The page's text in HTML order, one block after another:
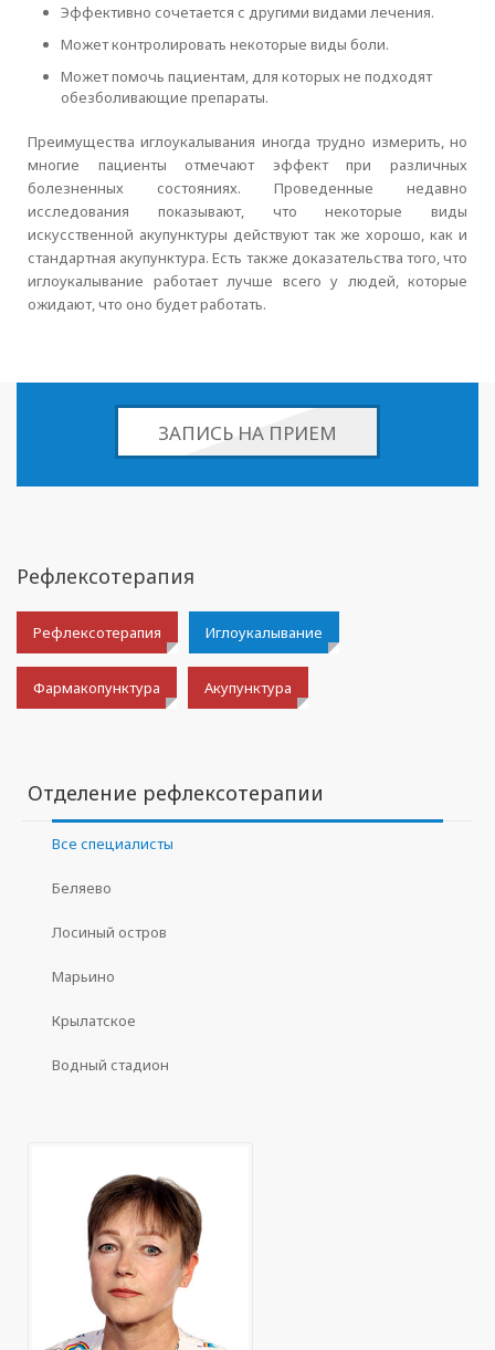
Эффективно сочетается с другими видами лечения.
Может контролировать некоторые виды боли.
Может помочь пациентам, для которых не подходят
обезболивающие препараты.
Преимущества иглоукалывания иногда трудно измерить, но
многие пациенты отмечают эффект при различных
болезненных состояниях. Проведенные недавно
исследования показывают, что некоторые виды
искусственной акупунктуры действуют так же хорошо, как и
стандартная акупунктура. Есть также доказательства того, что
иглоукалывание работает лучше всего у людей, которые
ожидают, что оно будет работать.
ЗАПИСЬ НА ПРИЕМ
Рефлексотерапия
Рефлексотерапия Иглоукалывание
Фармакопунктура Акупунктура
Отделение рефлексотерапии
Все специалисты
Беляево
Лосиный остров
Марьино
Крылатское
Водный стадион